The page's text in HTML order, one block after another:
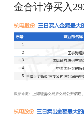
金合计净买入